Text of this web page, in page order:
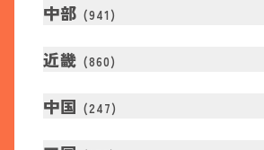
中部 (941 )
近畿 (860)
中国 (247)